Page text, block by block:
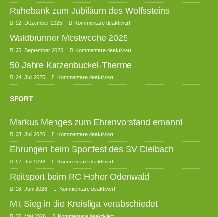
Ruhebank zum Jubiläum des Wolfssteins
22. Dezember 2025 Kommentare deaktiviert
Waldbrunner Mostwoche 2025
25. September 2025 Kommentare deaktiviert
50 Jahre Katzenbuckel-Therme
24. Juli 2025 Kommentare deaktiviert
SPORT
Markus Menges zum Ehrenvorstand ernannt
28. Juli 2026 Kommentare deaktiviert
Ehrungen beim Sportfest des SV Dielbach
07. Juli 2026 Kommentare deaktiviert
Reitsport beim RC Hoher Odenwald
28. Juni 2026 Kommentare deaktiviert
Mit Sieg in die Kreisliga verabschiedet